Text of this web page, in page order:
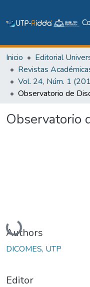
Inicio
Revistas
Observatorio
Cargando...
Authors
DICOMES, UTP
Editor